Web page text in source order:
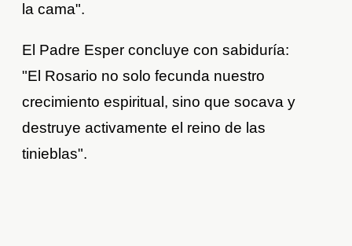
la cama".
El Padre Esper concluye con sabiduría:
"El Rosario no solo fecunda nuestro
crecimiento espiritual, sino que socava y
destruye activamente el reino de las
tinieblas".